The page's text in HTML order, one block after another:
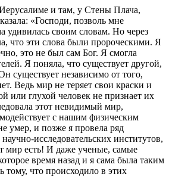
и там, у Стены Плача,
«Господи, позволь мне
удивилась своим словам. Но через
что эти слова были пророческими. Я
это не был сам Бог. Я смогла
Я поняла, что существует другой,
существует независимо от того,
Ведь мир не теряет свои краски и
или глухой человек не признает их
этот невидимый мир,
с нашим физическим
умер, и позже я провела ряд
исследовательских институтов,
мир есть! И даже ученые, самые
время назад и я сама была таким
тому, что происходило в этих